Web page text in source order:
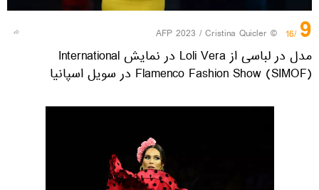
9
/16
© AFP 2023 / Cristina Quicler
مدل در لباسی از Loli Vera در نمایش International
Flamenco Fashion Show (SIMOF) در سویل اسپانیا